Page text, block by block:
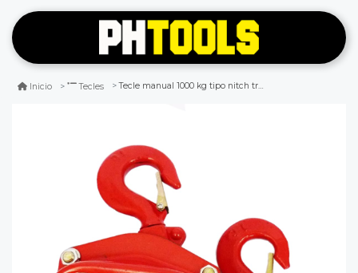
Inicio Tecles Tecle manual 1000 kg tipo nitch trc90101 torin